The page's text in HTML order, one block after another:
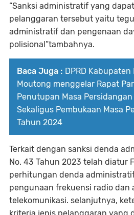
“Sanksi administratif yang
pelanggaran tersebut yaitu
administratif dan pengenaan
polisional”tambahnya.
Baca Juga : DPRD Kabupaten
Moutong menggelar Rapat
Penutupan Masa
Sekaligus Pembukaan Masa
Tahun 2024
Terkait dengan sanksi denda
No. 43 Tahun 2023 telah diatur
perhitungan denda
pengunaan frekuensi radio dan
telekomunikasi. selanjutnya,
kriteria jenis pelanggaran yang